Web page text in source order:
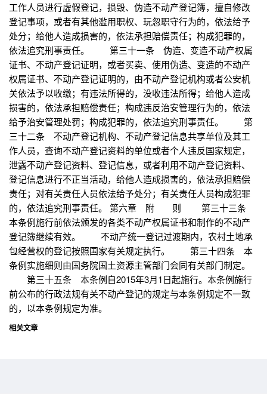
工作人员进行虚假登记，损毁、伪造不动产登记簿，擅自修改
登记事项，或者有其他滥用职权、玩忽职守行为的，依法给予
处分；给他人造成损害的，依法承担赔偿责任；构成犯罪的，
依法追究刑事责任。 第三十一条 伪造、变造不动产权属
证书、不动产登记证明，或者买卖、使用伪造、变造的不动产
权属证书、不动产登记证明的，由不动产登记机构或者公安机
关依法予以收缴；有违法所得的，没收违法所得；给他人造成
损害的，依法承担赔偿责任；构成违反治安管理行为的，依法
给予治安管理处罚；构成犯罪的，依法追究刑事责任。 第
三十二条 不动产登记机构、不动产登记信息共享单位及其工
作人员，查询不动产登记资料的单位或者个人违反国家规定，
泄露不动产登记资料、登记信息，或者利用不动产登记资料、
登记信息进行不正当活动，给他人造成损害的，依法承担赔偿
责任；对有关责任人员依法给予处分；有关责任人员构成犯罪
的，依法追究刑事责任。 第六章 附 则 第三十三条
本条例施行前依法颁发的各类不动产权属证书和制作的不动产
登记簿继续有效。 不动产统一登记过渡期内，农村土地承
包经营权的登记按照国家有关规定执行。 第三十四条 本
条例实施细则由国务院国土资源主管部门会同有关部门制定。
第三十五条 本条例自2015年3月1日起施行。本条例施行
前公布的行政法规有关不动产登记的规定与本条例规定不一致
的，以本条例规定为准。
相关文章